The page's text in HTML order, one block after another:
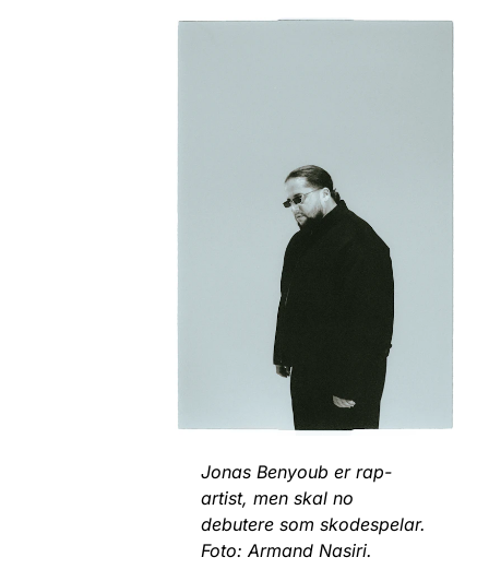
Jonas Benyoub er rap-
artist, men skal no
debutere som skodespelar.
Foto: Armand Nasiri.